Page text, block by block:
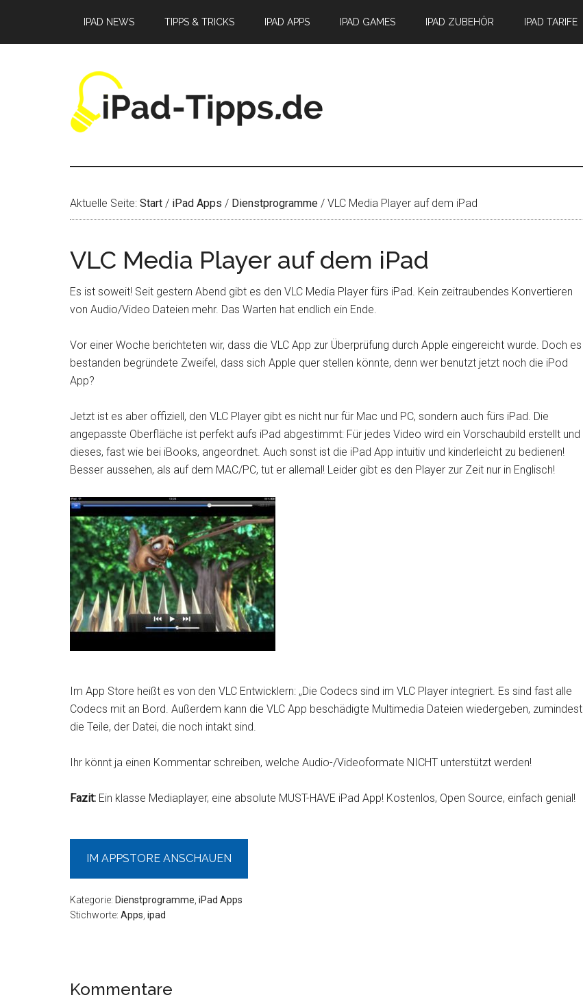
springen
springen
springen
IPAD NEWS TIPPS & TRICKS IPAD APPS IPAD GAMES IPAD ZUBEHÖR IPAD TARIFE
Aktuelle Seite: Start / iPad Apps / Dienstprogramme / VLC Media Player auf dem iPad
VLC Media Player auf dem iPad
Es ist soweit! Seit gestern Abend gibt es den VLC Media Player fürs iPad. Kein zeitraubendes Konvertieren
von Audio/Video Dateien mehr. Das Warten hat endlich ein Ende.
Vor einer Woche berichteten wir, dass die VLC App zur Überprüfung durch Apple eingereicht wurde. Doch es
bestanden begründete Zweifel, dass sich Apple quer stellen könnte, denn wer benutzt jetzt noch die iPod
App?
Jetzt ist es aber offiziell, den VLC Player gibt es nicht nur für Mac und PC, sondern auch fürs iPad. Die
angepasste Oberfläche ist perfekt aufs iPad abgestimmt: Für jedes Video wird ein Vorschaubild erstellt und
dieses, fast wie bei iBooks, angeordnet. Auch sonst ist die iPad App intuitiv und kinderleicht zu bedienen!
Besser aussehen, als auf dem MAC/PC, tut er allemal! Leider gibt es den Player zur Zeit nur in Englisch!
Im App Store heißt es von den VLC Entwicklern: „Die Codecs sind im VLC Player integriert. Es sind fast alle
Codecs mit an Bord. Außerdem kann die VLC App beschädigte Multimedia Dateien wiedergeben, zumindest
die Teile, der Datei, die noch intakt sind.
Ihr könnt ja einen Kommentar schreiben, welche Audio-/Videoformate NICHT unterstützt werden!
Fazit: Ein klasse Mediaplayer, eine absolute MUST-HAVE iPad App! Kostenlos, Open Source, einfach genial!
IM APPSTORE ANSCHAUEN
Kategorie: Dienstprogramme iPad Apps
Stichworte: Apps ipad
Leser-
Kommentare